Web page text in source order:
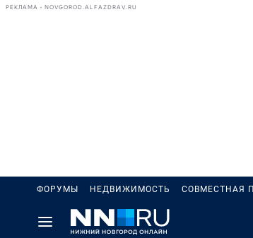
РЕКЛАМА • NOVGOROD.ALFAZDRAV.RU
ФОРУМЫ НЕДВИЖИМОСТЬ СОВМЕСТНАЯ